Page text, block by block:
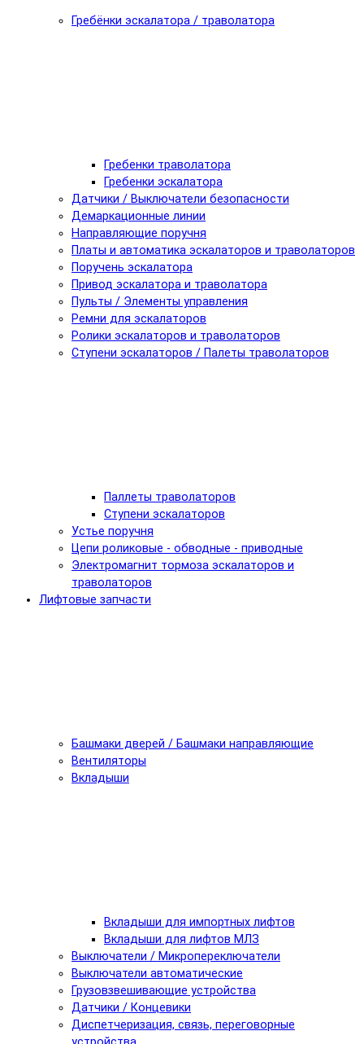
Гребёнки эскалатора / траволатора
Гребенки траволатора
Гребенки эскалатора
Датчики / Выключатели безопасности
Демаркационные линии
Направляющие поручня
Платы и автоматика эскалаторов и траволаторов
Поручень эскалатора
Привод эскалатора и траволатора
Пульты / Элементы управления
Ремни для эскалаторов
Ролики эскалаторов и траволаторов
Ступени эскалаторов / Палеты траволаторов
Паллеты траволаторов
Ступени эскалаторов
Устье поручня
Цепи роликовые - обводные - приводные
Электромагнит тормоза эскалаторов и
траволаторов
Лифтовые запчасти
Башмаки дверей / Башмаки направляющие
Вентиляторы
Вкладыши
Вкладыши для импортных лифтов
Вкладыши для лифтов МЛЗ
Выключатели / Микропереключатели
Выключатели автоматические
Грузовзвешивающие устройства
Датчики / Концевики
Диспетчеризация, связь, переговорные